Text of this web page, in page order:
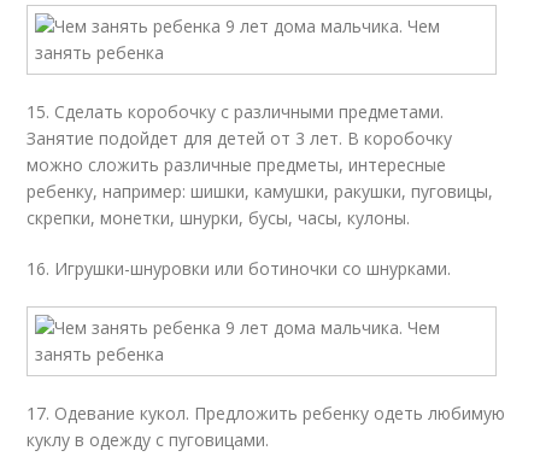
15. Сделать коробочку с различными предметами.
Занятие подойдет для детей от 3 лет. В коробочку
можно сложить различные предметы, интересные
ребенку, например: шишки, камушки, ракушки, пуговицы,
скрепки, монетки, шнурки, бусы, часы, кулоны.
16. Игрушки-шнуровки или ботиночки со шнурками.
17. Одевание кукол. Предложить ребенку одеть любимую
куклу в одежду с пуговицами.